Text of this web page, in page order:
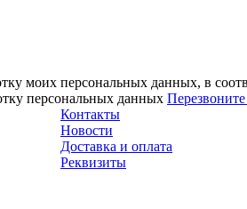
моих персональных данных, в
персональных данных
Контакты
Новости
Доставка и оплата
Реквизиты